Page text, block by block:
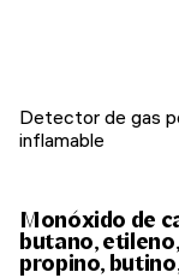
Detector de gas
inflamable
Monóxido de
butano,
propino,